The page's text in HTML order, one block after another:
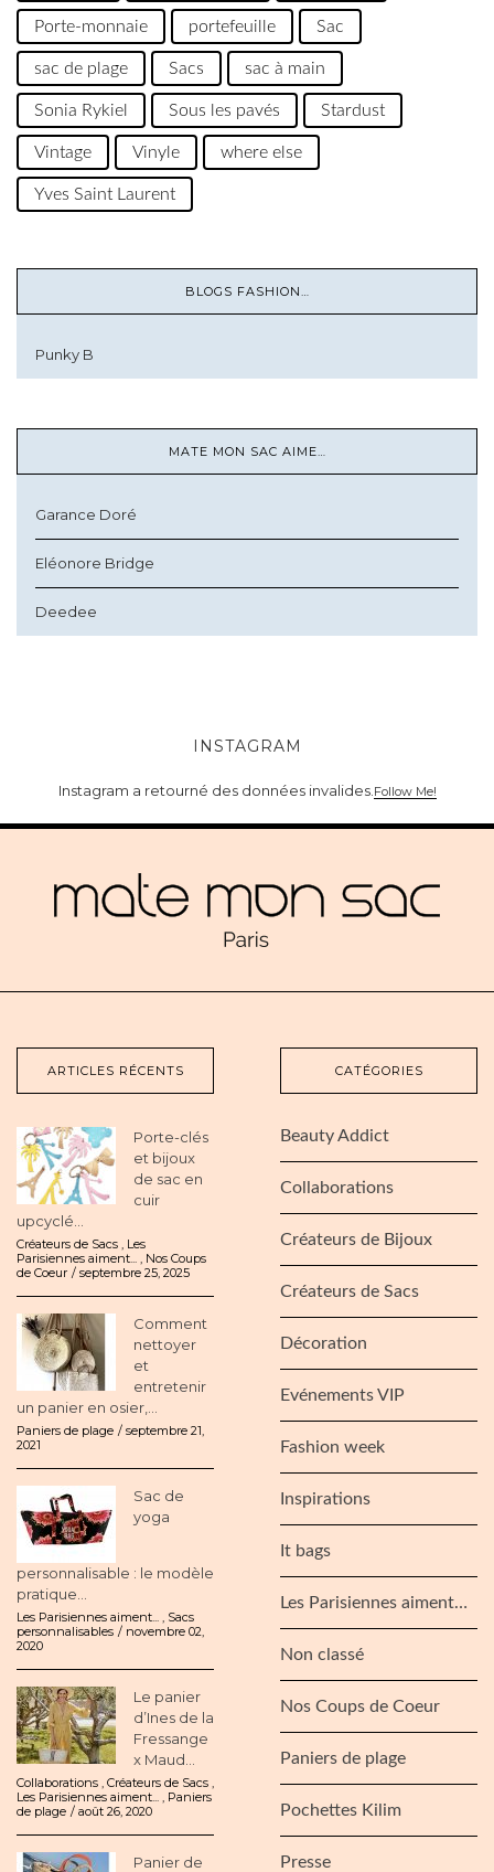
Porte-monnaie portefeuille Sac
sac de plage Sacs sac à main
Sonia Rykiel Sous les pavés Stardust
Vintage Vinyle where else
Yves Saint Laurent
BLOGS FASHION…
Punky B
MATE MON SAC AIME…
Garance Doré
Eléonore Bridge
Deedee
INSTAGRAM
Instagram a retourné des données invalides. Follow Me!
ARTICLES RÉCENTS
Porte-clés
et bijoux
de sac en
cuir
upcyclé...
Créateurs de Sacs
Les
Parisiennes aiment...
Nos Coups
de Coeur
septembre 25, 2025
Comment
nettoyer
et
entretenir
un panier en osier,...
Paniers de plage
septembre 21,
2021
Sac de
yoga
personnalisable : le modèle
pratique...
Les Parisiennes aiment...
Sacs
personnalisables
novembre 02,
2020
Le panier
d’Ines de la
Fressange
x Maud...
Collaborations Créateurs de Sacs
Les Parisiennes aiment...
Paniers
de plage
août 26, 2020
Panier de
CATÉGORIES
Beauty Addict
Collaborations
Créateurs de Bijoux
Créateurs de Sacs
Décoration
Evénements VIP
Fashion week
Inspirations
It bags
Les Parisiennes aiment…
Non classé
Nos Coups de Coeur
Paniers de plage
Pochettes Kilim
Presse